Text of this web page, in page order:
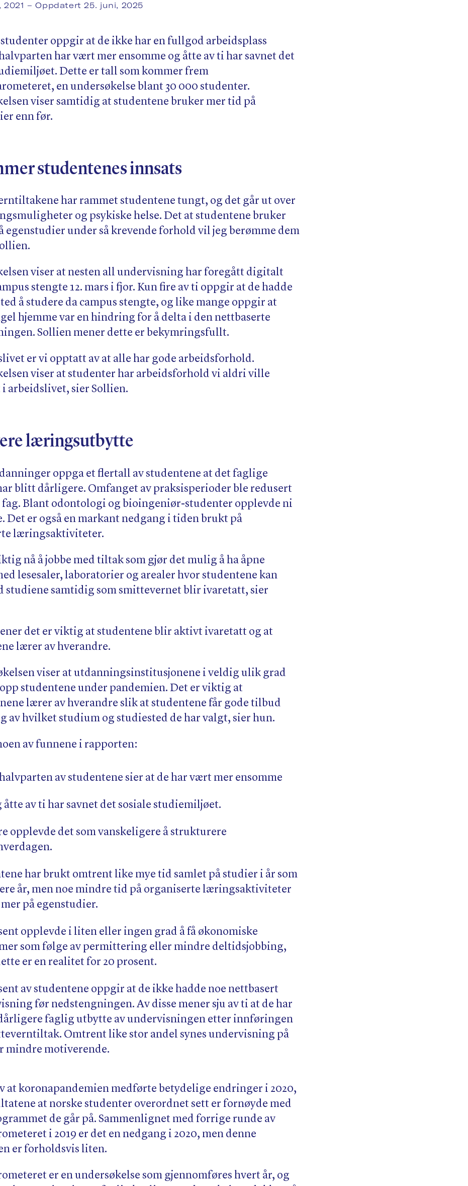
2021– Oppdatert 25. juni, 2025
studenter oppgir at de ikke har en fullgod arbeidsplass
har vært mer ensomme og åtte av ti har savnet det
Dette er tall som kommer frem
en undersøkelse blant 30 000 studenter.
viser samtidig at studentene bruker mer tid på
enn før.
studentenes innsats
har rammet studentene tungt, og det går ut over
og psykiske helse. Det at studentene bruker
egenstudier under så krevende forhold vil jeg berømme dem
viser at nesten all undervisning har foregått digitalt
stengte 12. mars i fjor. Kun fire av ti oppgir at de hadde
å studere da campus stengte, og like mange oppgir at
hjemme var en hindring for å delta i den nettbaserte
Sollien mener dette er bekymringsfullt.
er vi opptatt av at alle har gode arbeidsforhold.
viser at studenter har arbeidsforhold vi aldri ville
i arbeidslivet, sier Sollien.
læringsutbytte
oppga et flertall av studentene at det faglige
blitt dårligere. Omfanget av praksisperioder ble redusert
fag. Blant odontologi og bioingeniør-studenter opplevde ni
Det er også en markant nedgang i tiden brukt på
læringsaktiviteter.
nå å jobbe med tiltak som gjør det mulig å ha åpne
lesesaler, laboratorier og arealer hvor studentene kan
studiene samtidig som smittevernet blir ivaretatt, sier
det er viktig at studentene blir aktivt ivaretatt og at
lærer av hverandre.
viser at utdanningsinstitusjonene i veldig ulik grad
studentene under pandemien. Det er viktig at
lærer av hverandre slik at studentene får gode tilbud
av hvilket studium og studiested de har valgt, sier hun.
av funnene i rapporten:
av studentene sier at de har vært mer ensomme
åtte av ti har savnet det sosiale studiemiljøet.
opplevde det som vanskeligere å strukturere
har brukt omtrent like mye tid samlet på studier i år som
år, men noe mindre tid på organiserte læringsaktiviteter
på egenstudier.
opplevde i liten eller ingen grad å få økonomiske
som følge av permittering eller mindre deltidsjobbing,
er en realitet for 20 prosent.
av studentene oppgir at de ikke hadde noe nettbasert
før nedstengningen. Av disse mener sju av ti at de har
faglig utbytte av undervisningen etter innføringen
Omtrent like stor andel synes undervisning på
mindre motiverende.
at koronapandemien medførte betydelige endringer i 2020,
at norske studenter overordnet sett er fornøyde med
de går på. Sammenlignet med forrige runde av
i 2019 er det en nedgang i 2020, men denne
er forholdsvis liten.
er en undersøkelse som gjennomføres hvert år, og